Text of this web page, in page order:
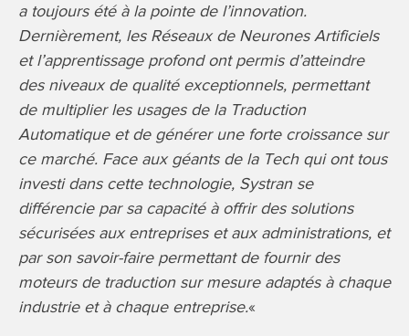
a toujours été à la pointe de l’innovation.
Dernièrement, les Réseaux de Neurones Artificiels
et l’apprentissage profond ont permis d’atteindre
des niveaux de qualité exceptionnels, permettant
de multiplier les usages de la Traduction
Automatique et de générer une forte croissance sur
ce marché. Face aux géants de la Tech qui ont tous
investi dans cette technologie, Systran se
différencie par sa capacité à offrir des solutions
sécurisées aux entreprises et aux administrations, et
par son savoir-faire permettant de fournir des
moteurs de traduction sur mesure adaptés à chaque
industrie et à chaque entreprise.«